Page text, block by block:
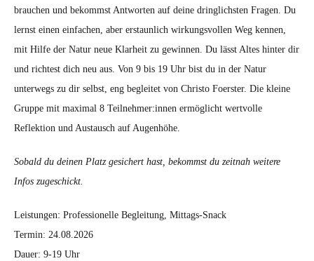
brauchen und bekommst Antworten auf deine dringlichsten Fragen. Du
lernst einen einfachen, aber erstaunlich wirkungsvollen Weg kennen,
mit Hilfe der Natur neue Klarheit zu gewinnen. Du lässt Altes hinter dir
und richtest dich neu aus. Von 9 bis 19 Uhr bist du in der Natur
unterwegs zu dir selbst, eng begleitet von Christo Foerster. Die kleine
Gruppe mit maximal 8 Teilnehmer:innen ermöglicht wertvolle
Reflektion und Austausch auf Augenhöhe.
Sobald du deinen Platz gesichert hast, bekommst du zeitnah weitere
Infos zugeschickt.
Leistungen: Professionelle Begleitung, Mittags-Snack
Termin: 24.08.2026
Dauer: 9-19 Uhr